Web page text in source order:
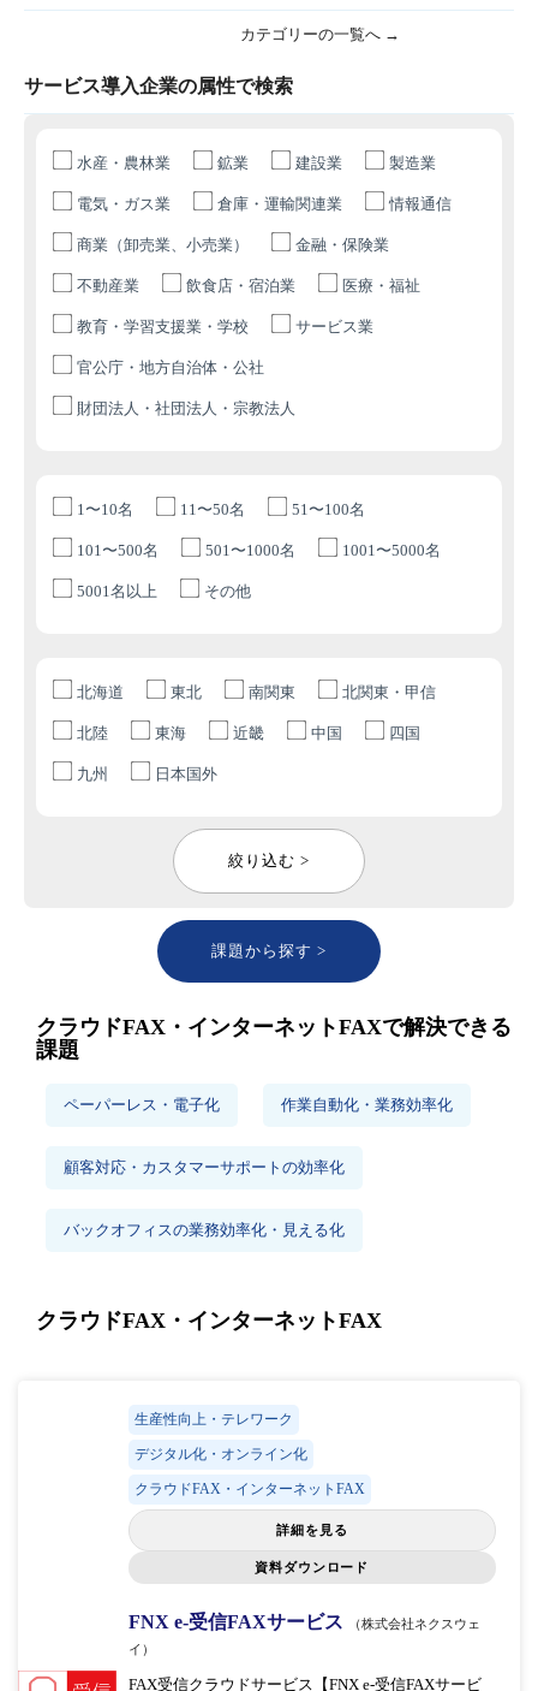
カテゴリーの一覧へ →
サービス導入企業の属性で検索
水産・農林業 鉱業 建設業 製造業
電気・ガス業 倉庫・運輸関連業 情報通信
商業（卸売業、小売業） 金融・保険業
不動産業 飲食店・宿泊業 医療・福祉
教育・学習支援業・学校 サービス業
官公庁・地方自治体・公社
財団法人・社団法人・宗教法人
1〜10名 11〜50名 51〜100名
101〜500名 501〜1000名 1001〜5000名
5001名以上 その他
北海道 東北 南関東 北関東・甲信
北陸 東海 近畿 中国 四国
九州 日本国外
絞り込む >
課題から探す >
クラウドFAX・インターネットFAXで解決できる
課題
ペーパーレス・電子化 作業自動化・業務効率化
顧客対応・カスタマーサポートの効率化
バックオフィスの業務効率化・見える化
クラウドFAX・インターネットFAX
生産性向上・テレワーク
デジタル化・オンライン化
クラウドFAX・インターネットFAX
詳細を見る
資料ダウンロード
FNX e-受信FAXサービス
（株式会社ネクスウェ
イ）
FAX受信クラウドサービス【FNX e-受信FAXサービ